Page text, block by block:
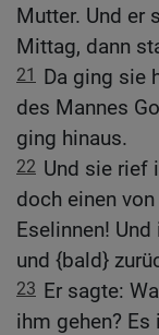
Mutter. Und er
Mittag, dann
21 Da ging sie
des Mannes
ging hinaus.
22 Und sie rief
doch einen
Eselinnen!
und {bald}
23 Er sagte:
ihm gehen?